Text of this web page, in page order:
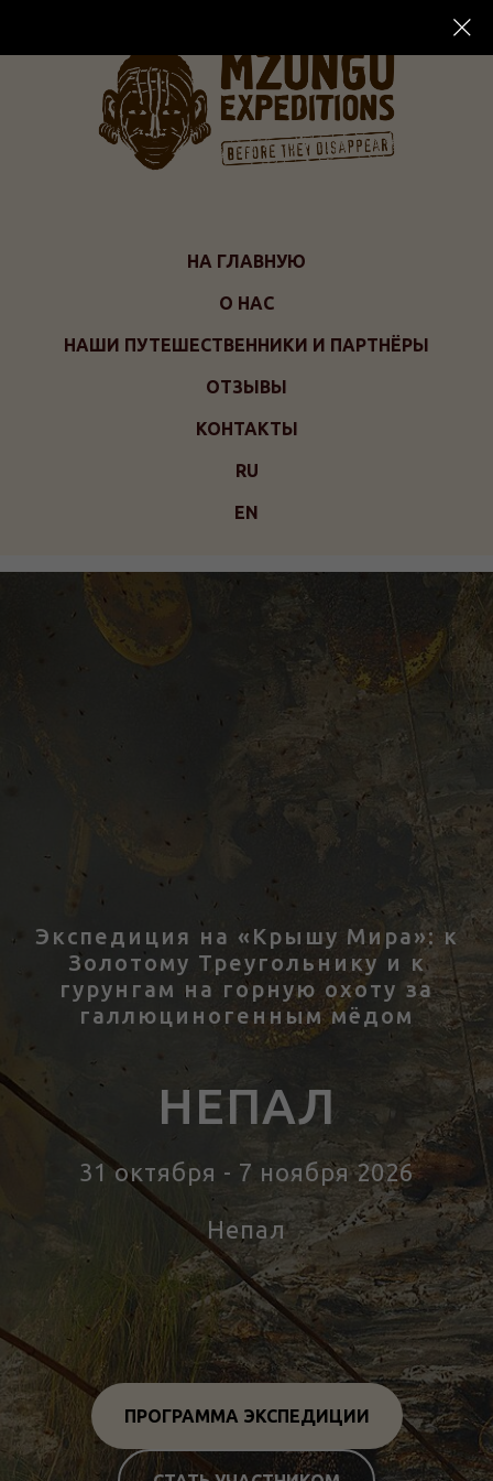
НА ГЛАВНУЮ
О НАС
НАШИ ПУТЕШЕСТВЕННИКИ И ПАРТНЁРЫ
ОТЗЫВЫ
КОНТАКТЫ
RU
EN
Экспедиция на «Крышу Мира»: к
Золотому Треугольнику и к
гурунгам на горную охоту за
галлюциногенным мёдом
НЕПАЛ
31 октября - 7 ноября 2026
Непал
Тур Непал
ПРОГРАММА ЭКСПЕДИЦИИ